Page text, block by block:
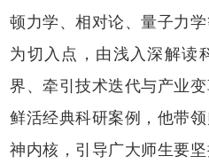
顿力学、相对论、量子力
为切入点，由浅入深解读
界、牵引技术迭代与产业
鲜活经典科研案例，他带
神内核，引导广大师生要